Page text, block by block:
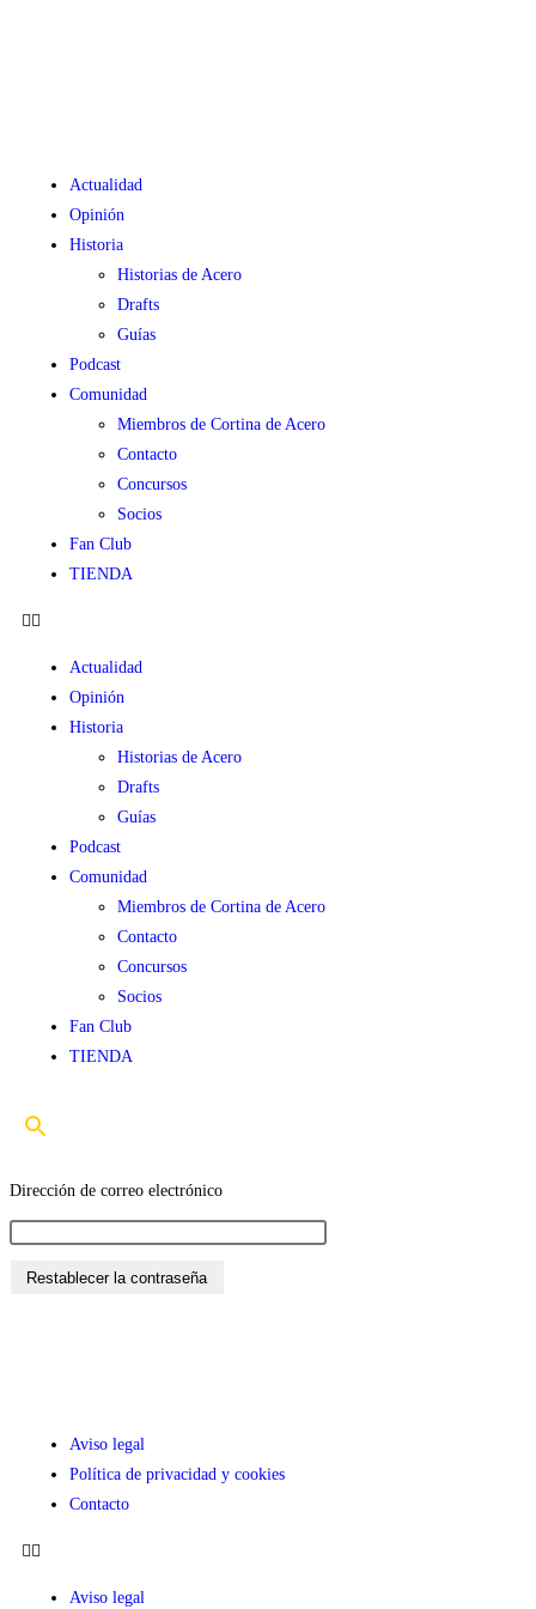
Actualidad
Opinión
Historia
Historias de Acero
Drafts
Guías
Podcast
Comunidad
Miembros de Cortina de Acero
Contacto
Concursos
Socios
Fan Club
TIENDA
Actualidad
Opinión
Historia
Historias de Acero
Drafts
Guías
Podcast
Comunidad
Miembros de Cortina de Acero
Contacto
Concursos
Socios
Fan Club
TIENDA
Dirección de correo electrónico
Aviso legal
Política de privacidad y cookies
Contacto
Aviso legal